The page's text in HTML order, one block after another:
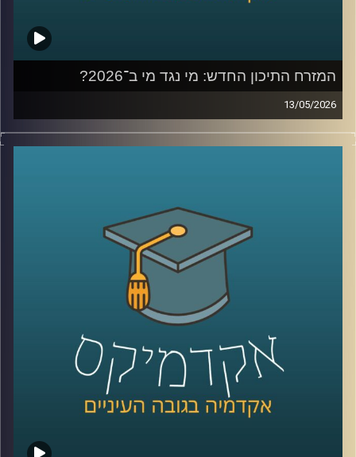
המזרח התיכון החדש: מי נגד מי ב־2026?
13/05/2026
לפני כמה שנים, רוב האנשים עוד הצליחו להבין פחות או יותר
מי נגד מי במזרח התיכון.
החות’ים, רוסיה, הסכמים, איומים, מלחמה רב־זירתית… ובין כל
הכותרות, הרבה אנשים פשוט איבדו את התמונה הגדולה.
אז בפרק הזה רצינו לעצור רגע ולעשות סדר.
להבין מה באמת קורה באזור שלנו, מה השתנה מאז השבעה
באוקטובר, ואיך נראית היום המפה האסטרטגית של המזרח
איתנו היום ד”ר שי הר-צבי, מרצה וחוקר בכיר במכון למדיניות
ואסטרטגיה ב־אוניברסיטת רייכמן, ולשעבר מנכ”ל בפועל של
המשרד לנושאים אסטרטגיים וראש זירה בחטיבת המחקר